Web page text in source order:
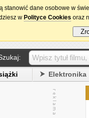
DataPremiery.pl
Elektronika
dane osobowe w
w Polityce Cookies oraz